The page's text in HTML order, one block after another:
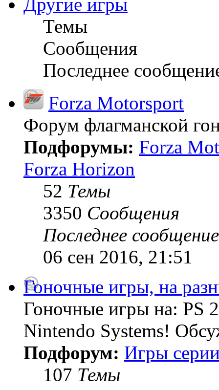
Темы
Сообщения
Последнее
Forza Motorsport
Форум флагманской
Подфорумы: Forza
Forza Horizon
52 Темы
3350 Сообщения
Последнее сообщение
06 сен 2016, 21:51
Гоночные игры, на
Гоночные игры на: PS
Nintendo Systems!
Подфорум: Игры
107 Темы